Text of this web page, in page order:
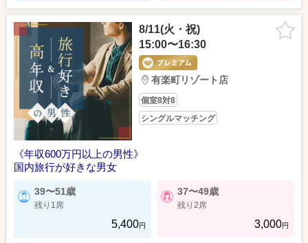
8/11(火・祝)
15:00〜16:30
有楽町リゾート店
個室8対8
シングルマッチング
《年収600万円以上の男性》
国内旅行が好きな男女
39〜51歳
残り1席
5,400円
37〜49歳
残り2席
3,000円